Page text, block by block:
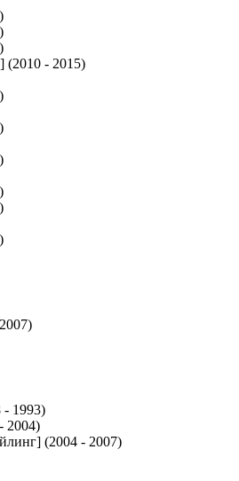
(2010 - 2015)
- 1993)
2004)
(2004 - 2007)